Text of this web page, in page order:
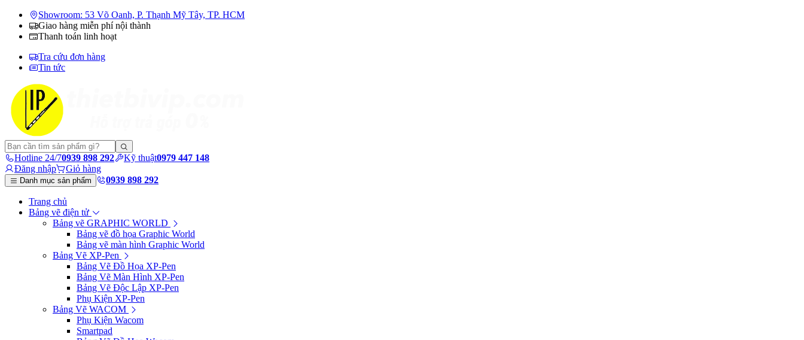
Showroom: 53 Võ Oanh, P. Thạnh Mỹ Tây, TP. HCM
Giao hàng miễn phí nội thành
Thanh toán linh hoạt
Tra cứu đơn hàng
Tin tức
Hotline 24/70939 898 292 Kỹ thuật0979 447 148
Đăng nhập
Giỏ hàng
Danh mục sản phẩm 0939 898 292
Trang chủ
Bảng vẽ điện tử
Bảng vẽ GRAPHIC WORLD
Bảng vẽ đồ họa Graphic World
Bảng vẽ màn hình Graphic World
Bảng Vẽ XP-Pen
Bảng Vẽ Đồ Họa XP-Pen
Bảng Vẽ Màn Hình XP-Pen
Bảng Vẽ Độc Lập XP-Pen
Phụ Kiện XP-Pen
Bảng Vẽ WACOM
Phụ Kiện Wacom
Smartpad